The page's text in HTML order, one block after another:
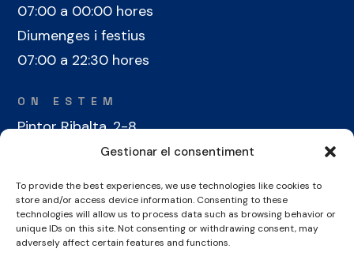
Gestionar el consentiment
To provide the best experiences, we use technologies like cookies to
store and/or access device information. Consenting to these
technologies will allow us to process data such as browsing behavior or
unique IDs on this site. Not consenting or withdrawing consent, may
adversely affect certain features and functions.
07:00 a 00:00 hores
Diumenges i festius
07:00 a 22:30 hores
ON ESTEM
Pintor Ribalta, 2-8
08028 Barcelona
CONTACTE
+34 934 486 350
cel@laieta.cat